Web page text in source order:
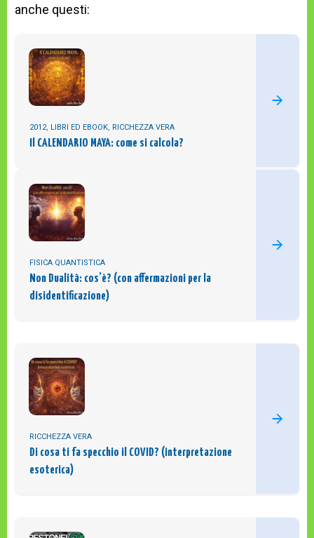
anche questi:
2012, LIBRI ED EBOOK, RICCHEZZA VERA
Il CALENDARIO MAYA: come si calcola?
FISICA QUANTISTICA
Non Dualità: cos’è? (con affermazioni per la
disidentificazione)
RICCHEZZA VERA
Di cosa ti fa specchio il COVID? (interpretazione
esoterica)